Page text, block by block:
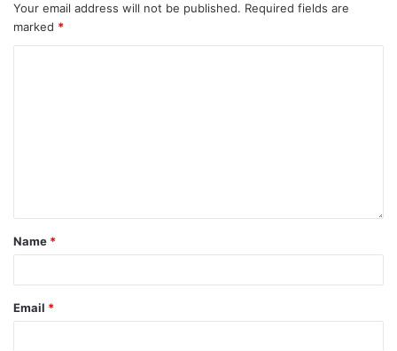
Your email address will not be published. Required fields are
marked *
Name *
Email *